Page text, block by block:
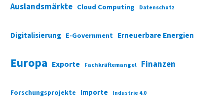
Auslandsmärkte Cloud Computing Datenschutz
Digitalisierung E-Government Erneuerbare Energien
Europa Exporte Fachkräftemangel Finanzen
Forschungsprojekte Importe Industrie 4.0